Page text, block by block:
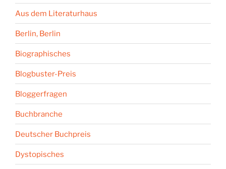
Aus dem Literaturhaus
Berlin, Berlin
Biographisches
Blogbuster-Preis
Bloggerfragen
Buchbranche
Deutscher Buchpreis
Dystopisches